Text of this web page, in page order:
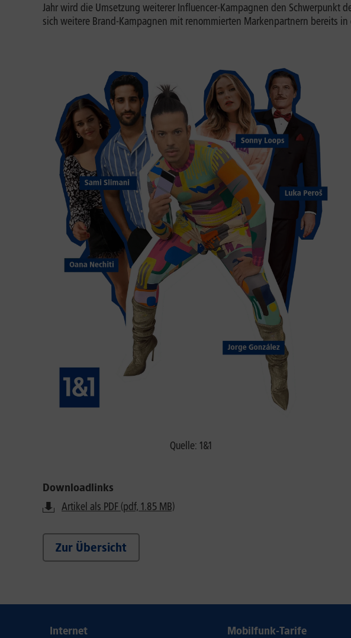
Jahr wird die Umsetzung weiterer Influencer-Kampagnen den Schwerpunkt
sich weitere Brand-Kampagnen mit renommierten Markenpartnern bereits in
Quelle: 1&1
Downloadlinks
Artikel als PDF (pdf, 1.85 MB)
Zur Übersicht
Internet Mobilfunk-Tarife